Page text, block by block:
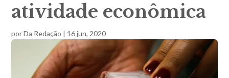
atividade econômica
porDa Redação | 16 jun, 2020